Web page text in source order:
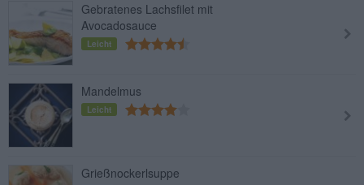
Gebratenes Lachsfilet mit
Avocadosauce
Leicht
Mandelmus
Leicht
Grießnockerlsuppe